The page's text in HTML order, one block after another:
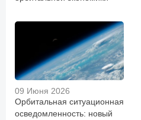
09 Июня 2026
Орбитальная ситуационная
осведомленность: новый